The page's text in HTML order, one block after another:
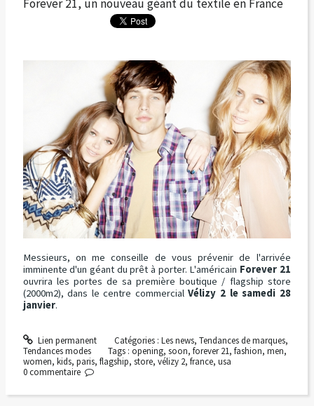
Forever 21, un nouveau géant du textile en France
Messieurs, on me conseille de vous prévenir de l'arrivée
imminente d'un géant du prêt à porter. L'américain Forever 21
ouvrira les portes de sa première boutique / flagship store
(2000m2), dans le centre commercialVélizy 2 le samedi 28
janvier.
Lien permanent Catégories : Les news, Tendances de marques,
Tendances modes
Tags :opening,soon,forever 21,fashion,men,
women, kids, paris, flagship, store, vélizy 2, france, usa
0 commentaire